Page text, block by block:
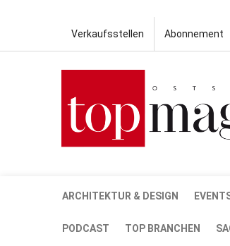
Verkaufsstellen Abonnement
ARCHITEKTUR & DESIGN
PODCAST TOP BRANCHEN